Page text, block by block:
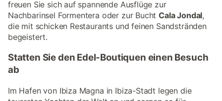
freuen Sie sich auf spannende Ausflüge zur
Nachbarinsel Formentera oder zur BuchtCala Jondal,
die mit schicken Restaurants und feinen Sandstränden
begeistert.
Statten Sie den Edel-Boutiquen einen Besuch
ab
Im Hafen von Ibiza Magna in Ibiza-Stadt legen die